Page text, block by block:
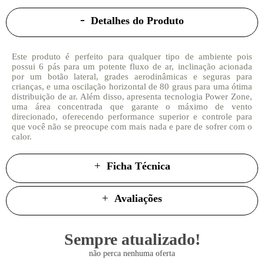
Detalhes do Produto
Este produto é perfeito para qualquer tipo de ambiente pois
possui 6 pás para um potente fluxo de ar, inclinação acionada
por um botão lateral, grades aerodinâmicas e seguras para
crianças, e uma oscilação horizontal de 80 graus para uma ótima
distribuição de ar. Além disso, apresenta tecnologia Power Zone,
uma área concentrada que garante o máximo de vento
direcionado, oferecendo performance superior e controle para
que você não se preocupe com mais nada e pare de sofrer com o
calor.
Ficha Técnica
Avaliações
Sempre atualizado!
não perca nenhuma oferta